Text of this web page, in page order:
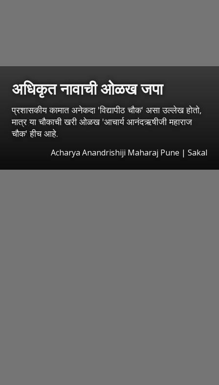
अधिकृत नावाची ओळख जपा
प्रशासकीय कामात अनेकदा 'विद्यापीठ चौक' असा उल्लेख होतो,
मात्र या चौकाची खरी ओळख 'आचार्य आनंदऋषीजी महाराज
चौक' हीच आहे.
Acharya Anandrishiji Maharaj Pune | Sakal